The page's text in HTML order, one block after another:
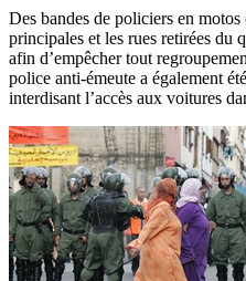
Des bandes de policiers en
principales et les rues retirées du
afin d’empêcher tout
police anti-émeute a également
interdisant l’accès aux voitures